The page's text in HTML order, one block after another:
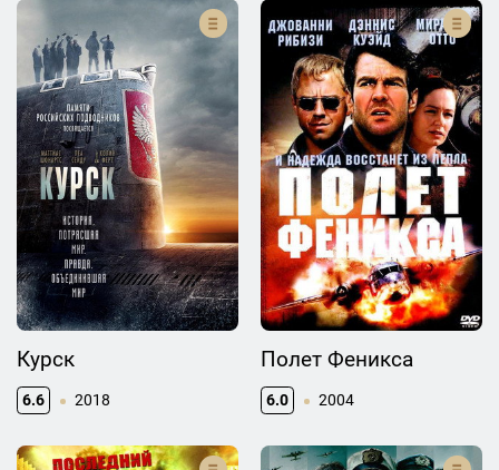
Курск
6.6 2018
Полет Феникса
6.0 2004